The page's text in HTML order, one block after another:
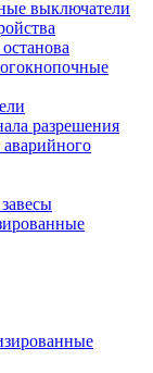
выключатели
разрешения